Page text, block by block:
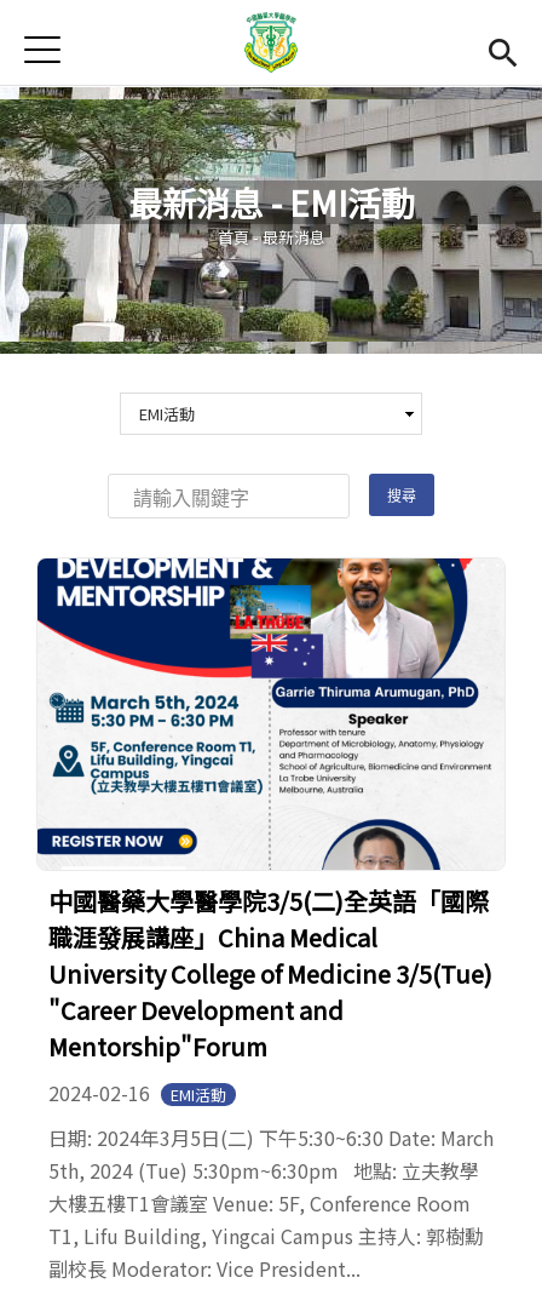
最新消息
Open submenu (關於本院)
關於本院
Open submenu (學院成員)
學院成員
學術單位
Open submenu (國際交流)
國際交流
雙語計畫(link is external)
Jump to Navigation
Jump to Main content
最新消息 - EMI活動
您在這裡
首頁-最新消息
中國醫藥大學醫學院3/5(二)全英語「國際
職涯發展講座」China Medical
University College of Medicine 3/5(Tue)
"Career Development and
Mentorship"Forum
2024-02-16 EMI活動
日期: 2024年3月5日(二) 下午5:30~6:30 Date: March
5th, 2024 (Tue) 5:30pm~6:30pm 地點: 立夫教學
大樓五樓T1會議室 Venue: 5F, Conference Room
T1, Lifu Building, Yingcai Campus 主持人: 郭樹勳
副校長 Moderator: Vice President...